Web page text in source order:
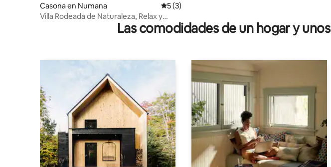
Casona en Numana Calificación promedio: 5 de 5. 3 evaluaciones
5 (3)
Villa Rodeada de Naturaleza, Relax y
Las comodidades de un hogar y